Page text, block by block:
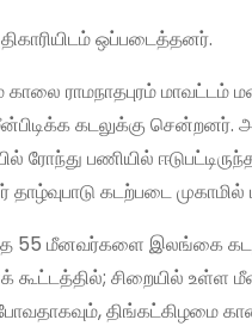
ஒப்படைத்தனர்.
ராமநாதபுரம் மாவட்டம்
கடலுக்கு
ரோந்து பணியில்
கடற்படை
55 மீனவர்களை இலங்கை
சிறையில் உள்ள
போவதாகவும்,